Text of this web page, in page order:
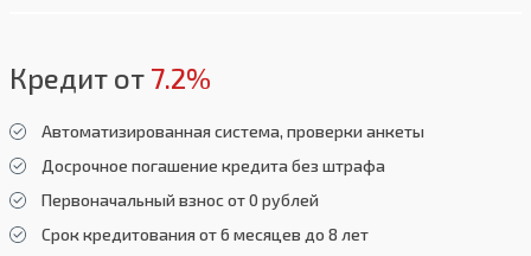
Кредит от 7.2%
Автоматизированная система, проверки анкеты
Досрочное погашение кредита без штрафа
Первоначальный взнос от 0 рублей
Срок кредитования от 6 месяцев до 8 лет